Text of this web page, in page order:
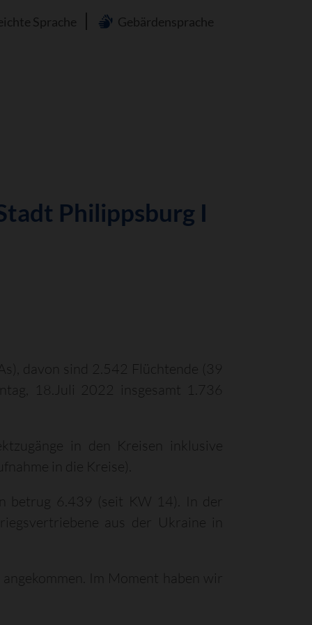
Sprache Gebärdensprache
Philippsburg I
davon sind 2.542 Flüchtende (39
18.Juli 2022 insgesamt 1.736
in den Kreisen inklusive
in die Kreise).
betrug 6.439 (seit KW 14). In der
aus der Ukraine in
Im Moment haben wir